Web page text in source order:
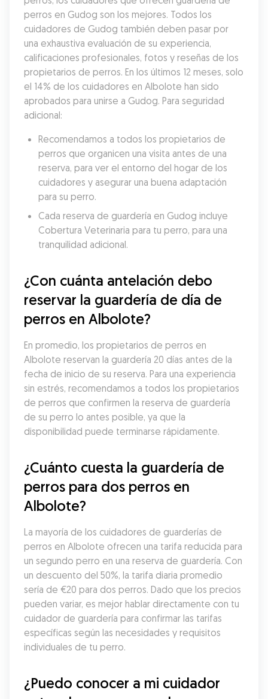
perros en Gudog son los mejores. Todos los
cuidadores de Gudog también deben pasar por
una exhaustiva evaluación de su experiencia,
calificaciones profesionales, fotos y reseñas de los
propietarios de perros. En los últimos 12 meses, solo
el 14% de los cuidadores en Albolote han sido
aprobados para unirse a Gudog. Para seguridad
adicional:
Recomendamos a todos los propietarios de
perros que organicen una visita antes de una
reserva, para ver el entorno del hogar de los
cuidadores y asegurar una buena adaptación
para su perro.
Cada reserva de guardería en Gudog incluye
Cobertura Veterinaria para tu perro, para una
tranquilidad adicional.
¿Con cuánta antelación debo
reservar la guardería de día de
perros en Albolote?
En promedio, los propietarios de perros en
Albolote reservan la guardería 20 días antes de la
fecha de inicio de su reserva. Para una experiencia
sin estrés, recomendamos a todos los propietarios
de perros que confirmen la reserva de guardería
de su perro lo antes posible, ya que la
disponibilidad puede terminarse rápidamente.
¿Cuánto cuesta la guardería de
perros para dos perros en
Albolote?
La mayoría de los cuidadores de guarderías de
perros en Albolote ofrecen una tarifa reducida para
un segundo perro en una reserva de guardería. Con
un descuento del 50%, la tarifa diaria promedio
sería de €20 para dos perros. Dado que los precios
pueden variar, es mejor hablar directamente con tu
cuidador de guardería para confirmar las tarifas
específicas según las necesidades y requisitos
individuales de tu perro.
¿Puedo conocer a mi cuidador